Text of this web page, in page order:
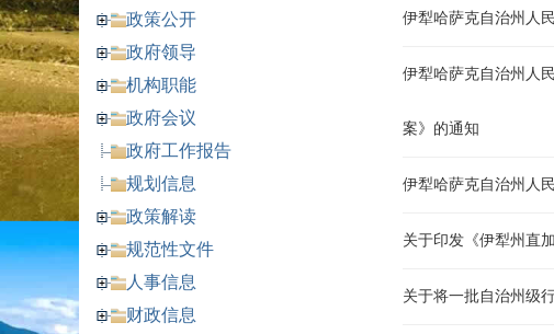
政策公开
政府领导
机构职能
政府会议
政府工作报告
规划信息
政策解读
规范性文件
人事信息
财政信息
伊犁哈萨克自治州人
伊犁哈萨克自治州人
案》的通知
伊犁哈萨克自治州人
关于印发《伊犁州直
关于将一批自治州级